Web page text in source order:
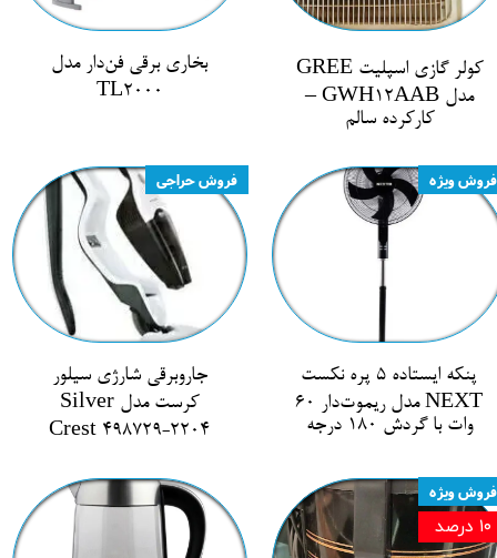
کولر گازی اسپلیت GREE
مدل GWH12AAB –
کارکرده سالم
بخاری برقی فن‌دار مدل
TL2000
پنکه ایستاده ۵ پره نکست
NEXT مدل ریموت‌دار ۶۰
وات با گردش ۱۸۰ درجه
فروش ویژه
جاروبرقی شارژی سیلور
کرست مدل Silver
Crest 498729-2204
فروش حراجی
فروش ویژه
۱۰ درصد